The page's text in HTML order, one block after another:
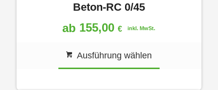
Beton-RC 0/45
ab 155,00€ inkl. MwSt.
Ausführung wählen